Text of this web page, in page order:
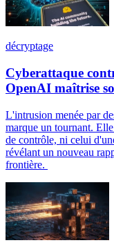
décryptage
Cyberattaque
OpenAI maîtrise
L'intrusion menée par
marque un tournant.
de contrôle, ni celui
révélant un nouveau
frontière.